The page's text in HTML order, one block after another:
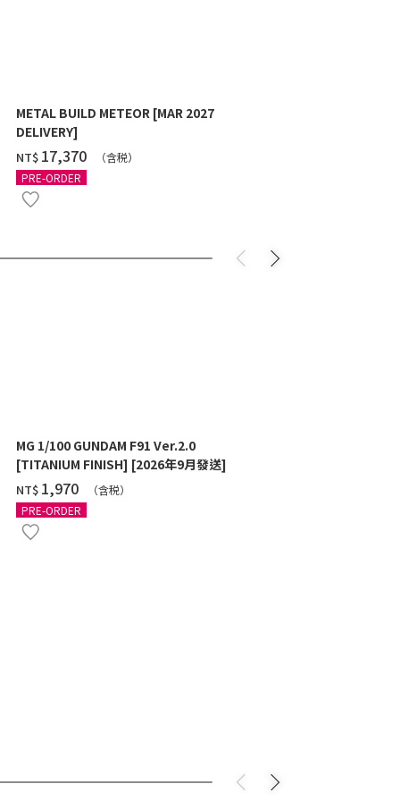
METAL BUILD METEOR [MAR 2027
DELIVERY]
NT$ ‌17,370
（含税）
PRE-ORDER
MG 1/100 GUNDAM F91 Ver.2.0
[TITANIUM FINISH] [2026年9月發送]
NT$ ‌1,970
（含税）
PRE-ORDER